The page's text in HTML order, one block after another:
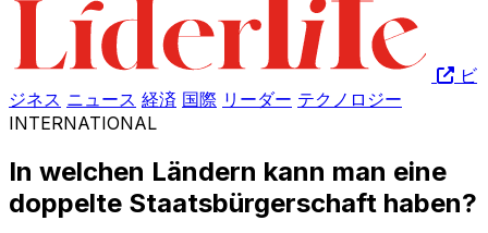
ビ
ジネス ニュース 経済 国際 リーダー テクノロジー
INTERNATIONAL
In welchen Ländern kann man eine
doppelte Staatsbürgerschaft haben?